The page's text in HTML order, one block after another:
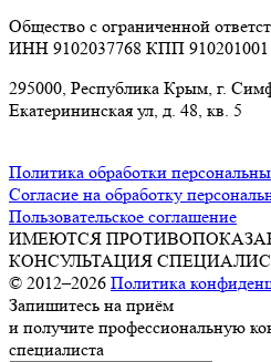
Общество с ограниченной
ИНН 9102037768 КПП 910201001
295000, Республика Крым, г.
Екатерининская ул, д. 48, кв. 5
Политика обработки
Согласие на обработку
Пользовательское соглашение
ИМЕЮТСЯ
КОНСУЛЬТАЦИЯ
© 2012–2026 Политика
Запишитесь на приём
и получите профессиональную
специалиста